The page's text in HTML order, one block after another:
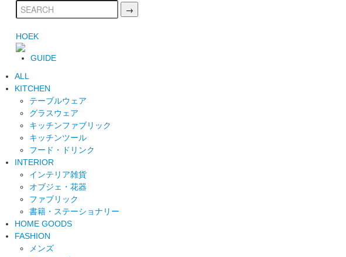
HOEK
GUIDE
ALL
KITCHEN
テーブルウェア
グラスウェア
キッチンファブリック
キッチンツール
フード・ドリンク
INTERIOR
インテリア雑貨
オブジェ・花器
ファブリック
書籍・ステーショナリー
HOME GOODS
FASHION
メンズ